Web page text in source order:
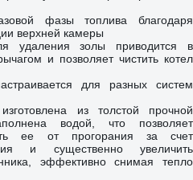
фазы топлива благодаря
верхней камеры
удаления золы приводится в
и позволяет чистить котел
для разных систем
из толстой прочной
водой, что позволяет
ее от прогорания за счет
и существенно увеличить
эффективно снимая тепло